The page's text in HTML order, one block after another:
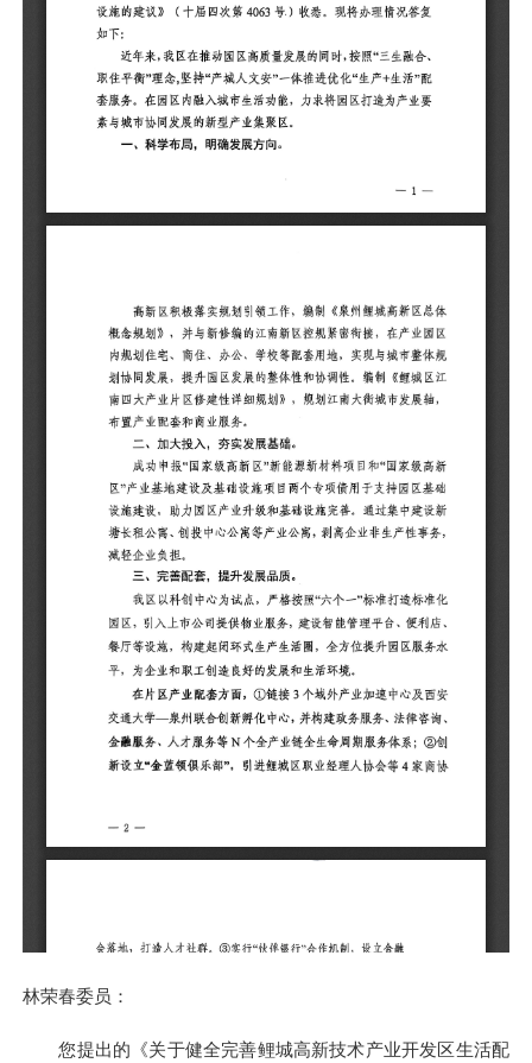
林荣春委员：
您提出的《关于健全完善鲤城高新技术产业开发区生活配